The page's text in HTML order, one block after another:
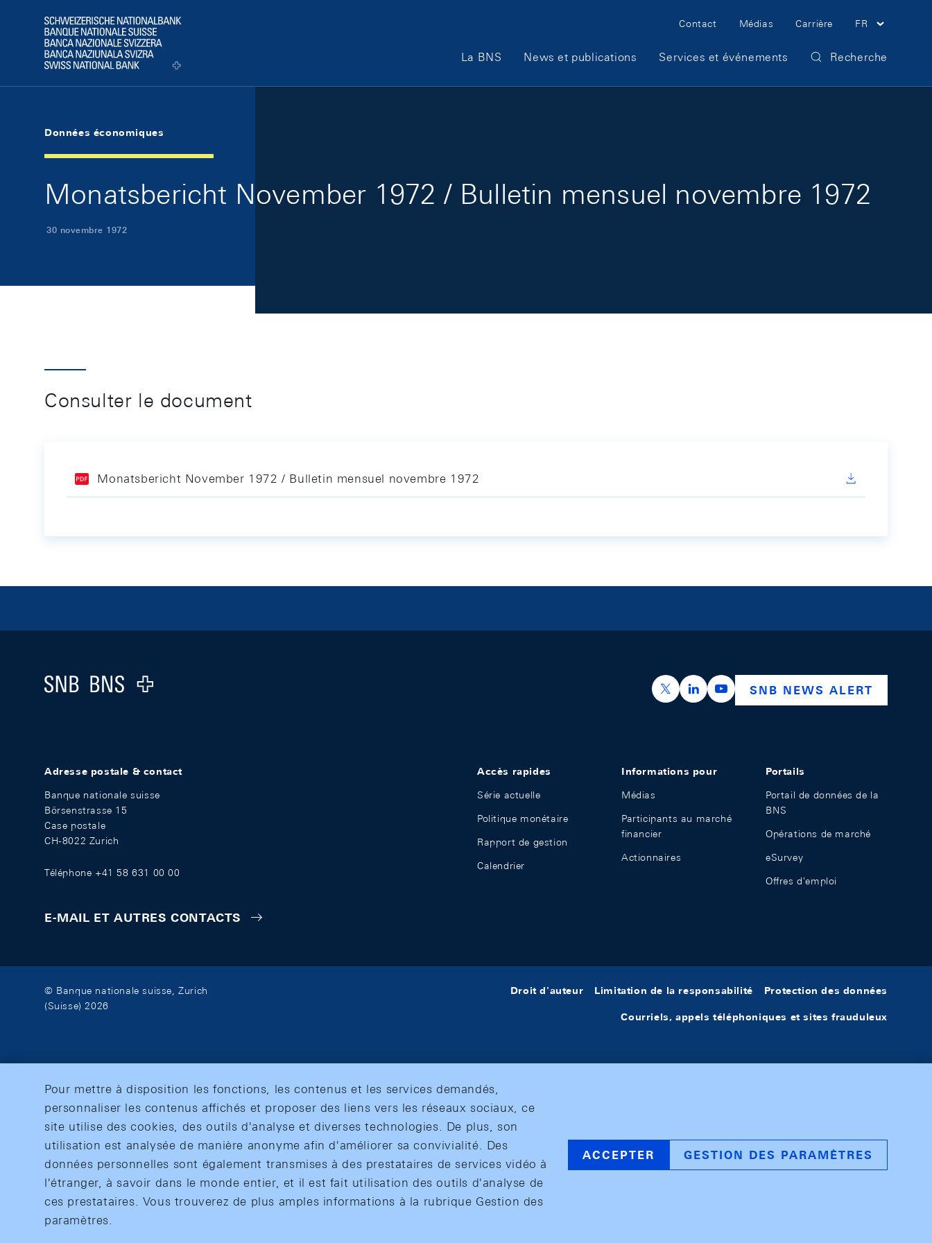
Logo
Meta Navigation
Contact Médias Carrière FR
Main Navigation
La BNS News et publications Services et événements Recherche
Données économiques
Monatsbericht November 1972 / Bulletin mensuel novembre 1972
30 novembre 1972
Consulter le document
Monatsbericht November 1972 / Bulletin mensuel novembre 1972
Logo
https://x.com/snb_bns
https://ch.linkedin.com/company/swiss-
https://www.youtube.com/
SNB NEWS ALERT
Adresse postale & contact
Banque nationale suisse
Börsenstrasse 15
Case postale
CH-8022 Zurich
Téléphone +41 58 631 00 00
E-MAIL ET AUTRES CONTACTS
Accès rapides
Série actuelle
Politique monétaire
Rapport de gestion
Calendrier
Informations pour
Médias
Participants au marché
financier
Actionnaires
Portails
Portail de données de la
BNS
Opérations de marché
eSurvey
Offres d'emploi
© Banque nationale suisse, Zurich
(Suisse) 2026
Droit d'auteur Limitation de la responsabilité Protection des données
Courriels, appels téléphoniques et sites frauduleux
Pour mettre à disposition les fonctions, les contenus et les services demandés,
personnaliser les contenus affichés et proposer des liens vers les réseaux sociaux, ce
site utilise des cookies, des outils d'analyse et diverses technologies. De plus, son
utilisation est analysée de manière anonyme afin d'améliorer sa convivialité. Des
données personnelles sont également transmises à des prestataires de services vidéo à
l'étranger, à savoir dans le monde entier, et il est fait utilisation des outils d'analyse de
ces prestataires. Vous trouverez de plus amples informations à la rubrique Gestion des
paramètres.
ACCEPTER GESTION DES PARAMÈTRES